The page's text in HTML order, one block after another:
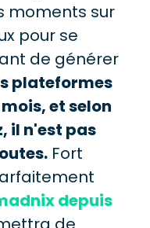
moments sur
pour se
de générer
plateformes
et selon
il n'est pas
Fort
depuis